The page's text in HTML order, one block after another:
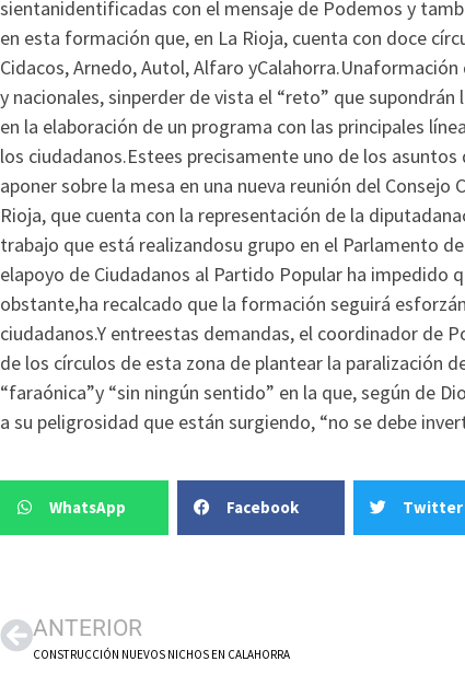
sientanidentificadas con el mensaje de Podemos y
en esta formación que, en La Rioja, cuenta con doce
Cidacos, Arnedo, Autol, Alfaro
y nacionales, sinperder de vista el “reto” que
en la elaboración de un programa con las principales
los ciudadanos.Estees precisamente uno de los
aponer sobre la mesa en una nueva reunión del
Rioja, que cuenta con la representación de la
trabajo que está realizandosu grupo en el Parlamento
elapoyo de Ciudadanos al Partido Popular ha impedido
obstante,ha recalcado que la formación seguirá
ciudadanos.Y entreestas demandas, el coordinador de
de los círculos de esta zona de plantear la paralización
“faraónica”y “sin ningún sentido” en la que, según de
a su peligrosidad que están surgiendo, “no se debe
WhatsApp Facebook Twitter
ANTERIOR
CONSTRUCCIÓN NUEVOS NICHOS EN CALAHORRA